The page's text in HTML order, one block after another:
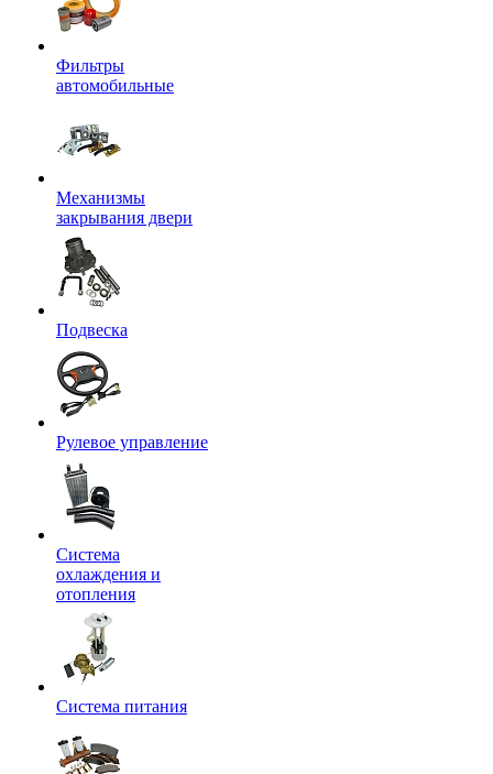
Фильтры
автомобильные
Механизмы
закрывания двери
Подвеска
Рулевое управление
Система
охлаждения и
отопления
Система питания